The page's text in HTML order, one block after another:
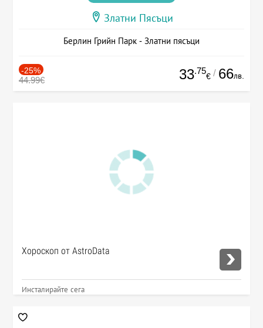
Златни Пясъци
Берлин Грийн Парк - Златни пясъци
-25%
44.99€ 33.75
€ / 66лв.
Хороскоп от AstroData
Инсталирайте сега